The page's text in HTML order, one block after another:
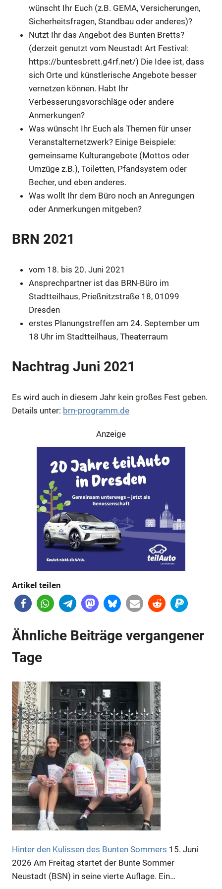
Anzeige
wünscht Ihr Euch (z.B. GEMA, Versicherungen,
Sicherheitsfragen, Standbau oder anderes)?
Nutzt Ihr das Angebot des Bunten Bretts?
(derzeit genutzt vom Neustadt Art Festival:
https://buntesbrett.g4rf.net/) Die Idee ist, dass
sich Orte und künstlerische Angebote besser
vernetzen können. Habt Ihr
Verbesserungsvorschläge oder andere
Anmerkungen?
Was wünscht Ihr Euch als Themen für unser
Veranstalternetzwerk? Einige Beispiele:
gemeinsame Kulturangebote (Mottos oder
Umzüge z.B.), Toiletten, Pfandsystem oder
Becher, und eben anderes.
Was wollt Ihr dem Büro noch an Anregungen
oder Anmerkungen mitgeben?
BRN 2021
vom 18. bis 20. Juni 2021
Ansprechpartner ist das BRN-Büro im
Stadtteilhaus, Prießnitzstraße 18, 01099
Dresden
erstes Planungstreffen am 24. September um
18 Uhr im Stadtteilhaus, Theaterraum
Nachtrag Juni 2021
Es wird auch in diesem Jahr kein großes Fest geben.
Details unter: brn-programm.de
Anzeige
Anzeige
Artikel teilen
Ähnliche Beiträge vergangener
Tage
Hinter den Kulissen des Bunten Sommers 15. Juni
2026 Am Freitag startet der Bunte Sommer
Neustadt (BSN) in seine vierte Auflage. Ein…